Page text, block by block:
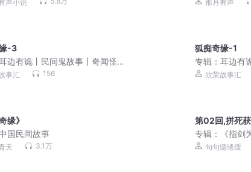
声小说 那月有声
-3
边有诡丨民间鬼故事丨奇闻怪
故事丨胆小勿入
事汇 156
狐痴奇缘-1
专辑：耳边有
谈丨午夜故事
欣荣故事汇
缘》
国民间故事
天 3.1万
第02回,拼死
专辑：
《指
生 小说
句句缱绻缓